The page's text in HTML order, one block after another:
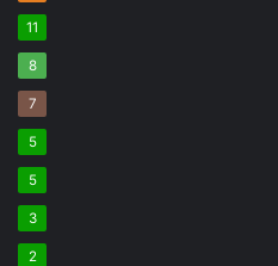
11
8
7
5
5
3
2